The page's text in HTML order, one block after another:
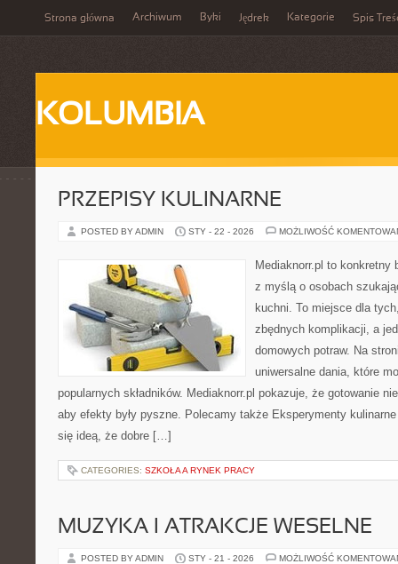
Strona główna Archiwum Byki Jędrek Kategorie Spis
KOLUMBIA
PRZEPISY KULINARNE
POSTED BY ADMIN STY - 22 - 2026 MOŻLIWOŚĆ
Mediaknorr.pl to konkretny
z myślą o osobach
kuchni. To miejsce dla
zbędnych komplikacji, a
domowych potraw. Na
uniwersalne dania, które
popularnych składników. Mediaknorr.pl pokazuje, że gotowanie
aby efekty były pyszne. Polecamy także Eksperymenty
się ideą, że dobre […]
CATEGORIES: SZKOŁA A RYNEK PRACY
MUZYKA I ATRAKCJE WESELNE
POSTED BY ADMIN STY - 21 - 2026 MOŻLIWOŚĆ